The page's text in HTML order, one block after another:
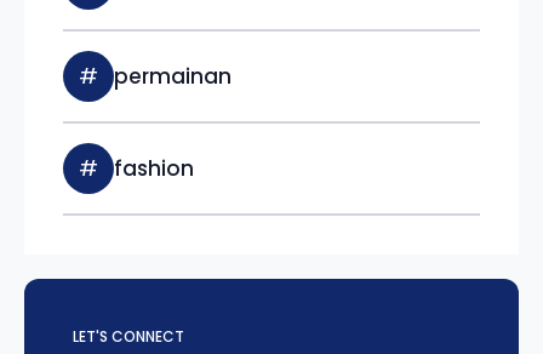
# permainan
# fashion
LET'S CONNECT